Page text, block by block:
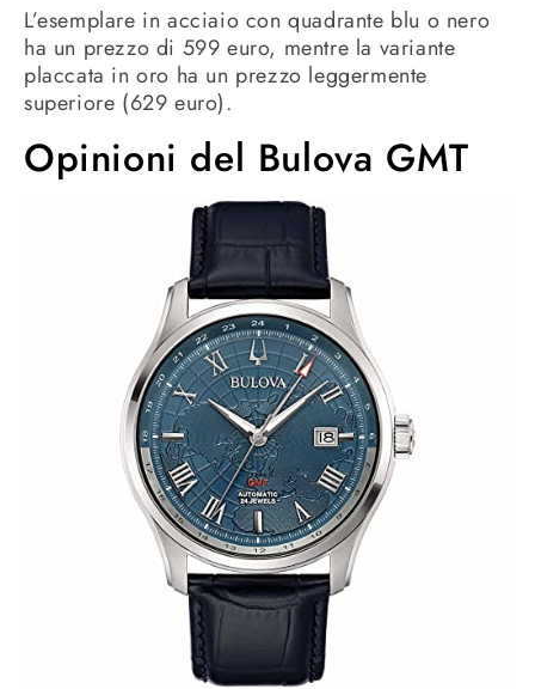
L’esemplare in acciaio con quadrante blu o nero
ha un prezzo di 599 euro, mentre la variante
placcata in oro ha un prezzo leggermente
superiore (629 euro).
Opinioni del Bulova GMT